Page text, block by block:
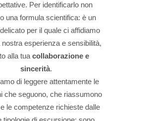
Per identificarlo non
una formula scientifica: è un
per il quale ci affidiamo
nostra esperienza e sensibilità,
alla tua collaborazione e
sincerità.
di leggere attentamente le
che seguono, che riassumono
le competenze richieste dalle